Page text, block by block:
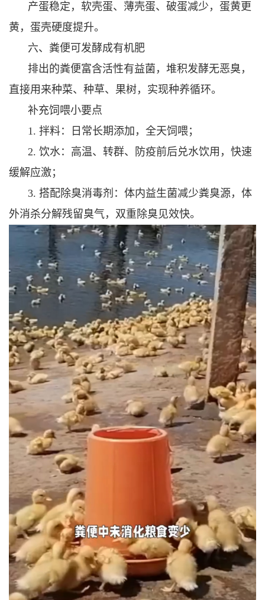
产蛋稳定，软壳蛋、薄壳蛋、破蛋减少，蛋黄更
黄，蛋壳硬度提升。
六、粪便可发酵成有机肥
排出的粪便富含活性有益菌，堆积发酵无恶臭，
直接用来种菜、种草、果树，实现种养循环。
补充饲喂小要点
1. 拌料：日常长期添加，全天饲喂；
2. 饮水：高温、转群、防疫前后兑水饮用，快速
缓解应激；
3. 搭配除臭消毒剂：体内益生菌减少粪臭源，体
外消杀分解残留臭气，双重除臭见效快。